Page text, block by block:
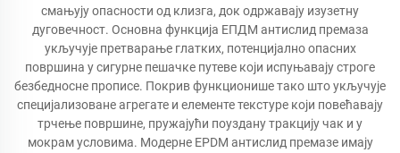
смањују опасности од клизга, док одржавају изузетну
дуговечност. Основна функција ЕПДМ антислид премаза
укључује претварање глатких, потенцијално опасних
површина у сигурне пешачке путеве који испуњавају строге
безбедносне прописе. Покрив функционише тако што укључује
специјализоване агрегате и елементе текстуре који повећавају
трчење површине, пружајући поуздану тракцију чак и у
мокрам условима. Модерне EPDM антислид премазе имају